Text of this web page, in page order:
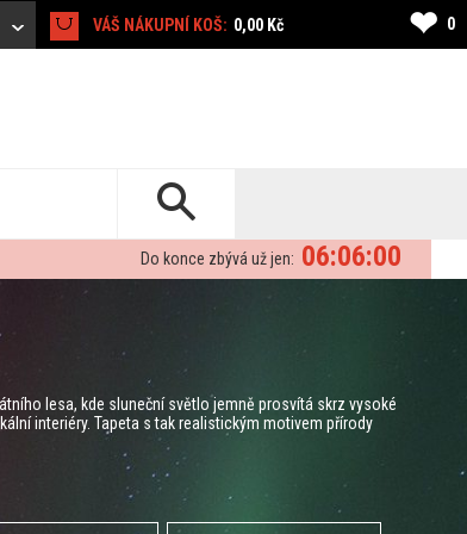
VÁŠ NÁKUPNÍ KOŠ: 0,00 Kč ❤ 0
06:05:59
Do konce zbývá už jen:
lesa, kde sluneční světlo jemně prosvítá skrz vysoké
interiéry. Tapeta s tak realistickým motivem přírody